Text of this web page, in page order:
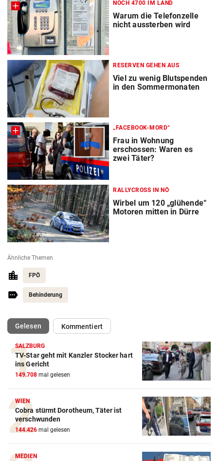
NOCH 4700 IM LAND
Warum die Telefonzelle
nicht aussterben wird
RESERVEN GEHEN AUS
Viel zu wenig Blutspenden
in den Sommermonaten
„FACEBOOK-MORD“
Frau in Wohnung
erschossen: Waren es
zwei Täter?
RALLYCROSS IN NÖ
Wirbel um 120 „glühende“
Motoren mitten in Dürre
Ähnliche Themen
FPÖ
Behinderung
Gelesen(ausgewählt)Kommentiert
SALZBURG
TV-Star geht mit Kanzler Stocker hart
ins Gericht
149.708 mal gelesen
WIEN
Cobra stürmt Dorotheum, Täter ist
verschwunden
144.426 mal gelesen
MEDIEN